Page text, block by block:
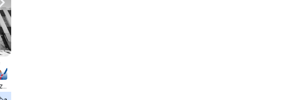
Naviga a destra
Alhandra, São João dos Montes e Calhandriz, Vila Franca de Xira